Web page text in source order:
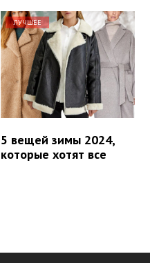
ЛУЧШЕЕ
5 вещей зимы 2024,
которые хотят все